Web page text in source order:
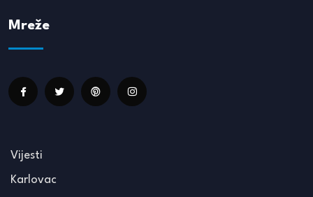
Mreže
Vijesti
Karlovac